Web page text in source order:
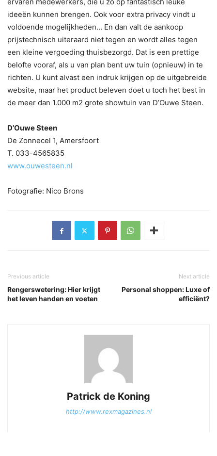
ideeën kunnen brengen. Ook voor extra privacy vindt u
voldoende mogelijkheden… En dan valt de aankoop
prijstechnisch uiteraard niet tegen en wordt alles tegen
een kleine vergoeding thuisbezorgd. Dat is een prettige
belofte vooraf, als u van plan bent uw tuin (opnieuw) in te
richten. U kunt alvast een indruk krijgen op de uitgebreide
website, maar het product beleven doet u toch het best in
de meer dan 1.000 m2 grote showtuin van D’Ouwe Steen.
D’Ouwe Steen
De Zonnecel 1, Amersfoort
T. 033-4565835
www.ouwesteen.nl
Fotografie: Nico Brons
Previous article
Rengerswetering: Hier krijgt
het leven handen en voeten
Next article
Personal shoppen: Luxe of
efficiënt?
Patrick de Koning
http://www.rexmagazines.nl